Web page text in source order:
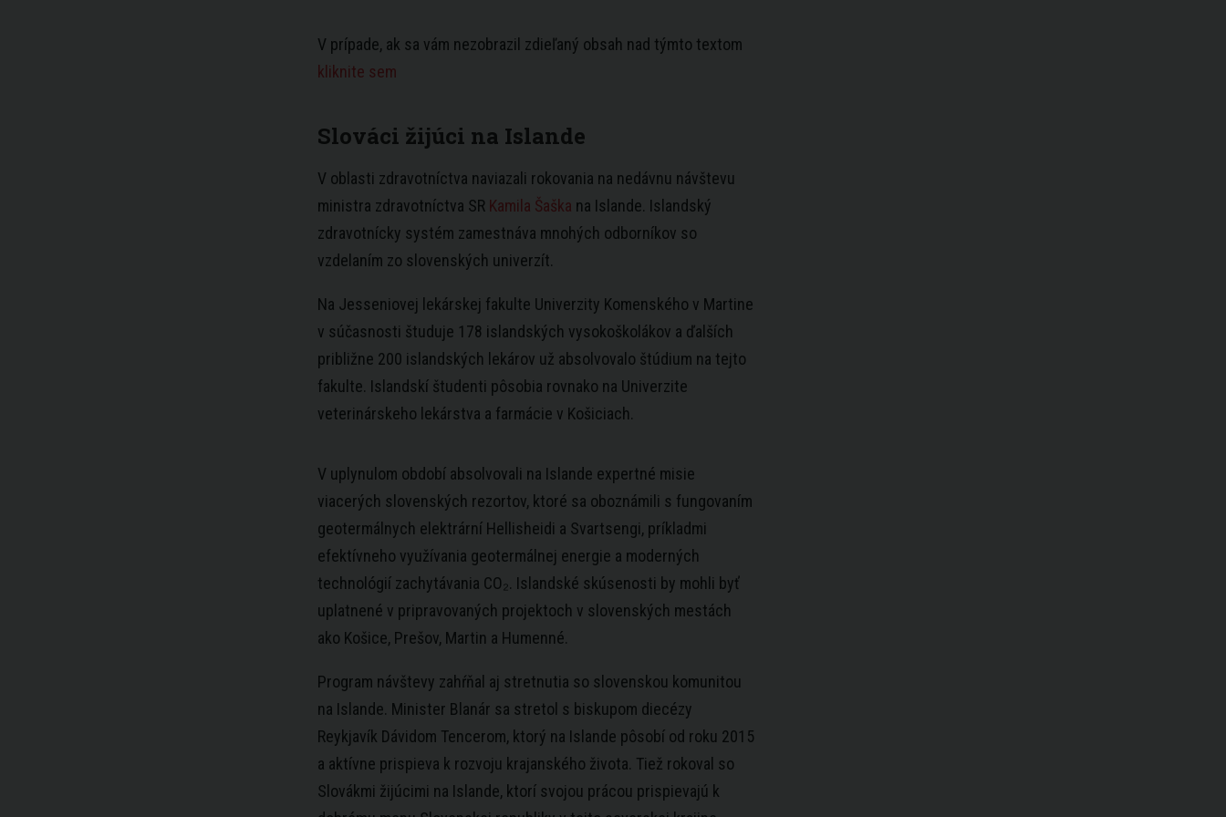
V prípade, ak sa vám nezobrazil zdieľaný obsah nad týmto textom
kliknite sem
Slováci žijúci na Islande
V oblasti zdravotníctva naviazali rokovania na nedávnu návštevu
ministra zdravotníctva SR Kamila Šaška na Islande. Islandský
zdravotnícky systém zamestnáva mnohých odborníkov so
vzdelaním zo slovenských univerzít.
Na Jesseniovej lekárskej fakulte Univerzity Komenského v Martine
v súčasnosti študuje 178 islandských vysokoškolákov a ďalších
približne 200 islandských lekárov už absolvovalo štúdium na tejto
fakulte. Islandskí študenti pôsobia rovnako na Univerzite
veterinárskeho lekárstva a farmácie v Košiciach.
V uplynulom období absolvovali na Islande expertné misie
viacerých slovenských rezortov, ktoré sa oboznámili s fungovaním
geotermálnych elektrární Hellisheidi a Svartsengi, príkladmi
efektívneho využívania geotermálnej energie a moderných
technológií zachytávania CO₂. Islandské skúsenosti by mohli byť
uplatnené v pripravovaných projektoch v slovenských mestách
ako Košice, Prešov, Martin a Humenné.
Program návštevy zahŕňal aj stretnutia so slovenskou komunitou
na Islande. Minister Blanár sa stretol s biskupom diecézy
Reykjavík Dávidom Tencerom, ktorý na Islande pôsobí od roku 2015
a aktívne prispieva k rozvoju krajanského života. Tiež rokoval so
Slovákmi žijúcimi na Islande, ktorí svojou prácou prispievajú k